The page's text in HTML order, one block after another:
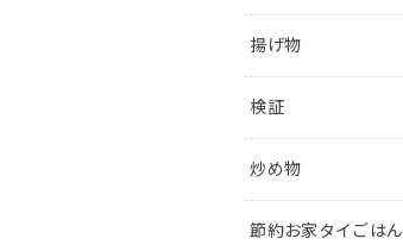
揚げ物
検証
炒め物
節約お家タイごはん